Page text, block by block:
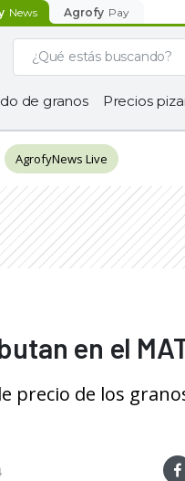
News Agrofy Pay
de granos Precios
AgrofyNews Live
en el
precio de los